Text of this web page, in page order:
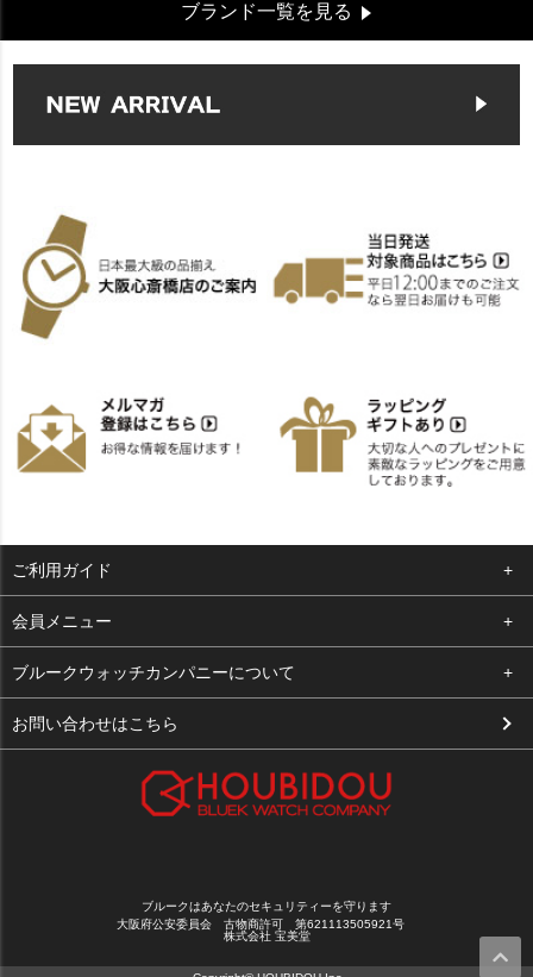
ブランド一覧を見る
ご利用ガイド
よくある質問
支払い・送料
お客様の声
会員メニュー
ログイン
お気に入り
ブルークウォッチカンパニーについて
会社概要
お問い合わせはこちら
ブルークはあなたのセキュリティーを守ります
大阪府公安委員会 古物商許可 第621113505921号
株式会社 宝美堂